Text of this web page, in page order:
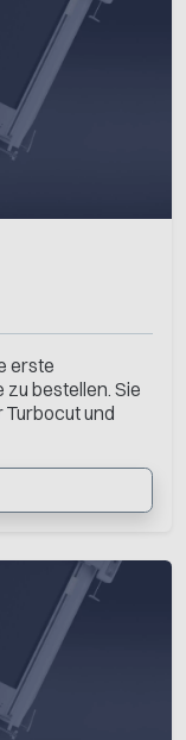
erste
bestellen. Sie
und